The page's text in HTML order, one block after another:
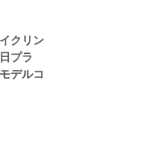
クリン
プラ
デルコ